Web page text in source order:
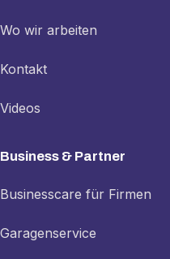
Wo wir arbeiten
Kontakt
Videos
Business & Partner
Businesscare für Firmen
Garagenservice